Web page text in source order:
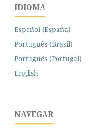
IDIOMA
Español (España)
Português (Brasil)
Português (Portugal)
English
NAVEGAR